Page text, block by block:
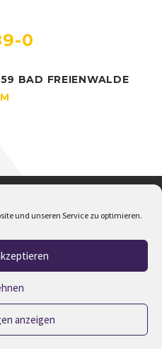
und unseren Service zu optimieren.
anzeigen
0
BAD FREIENWALDE
M.Winkler